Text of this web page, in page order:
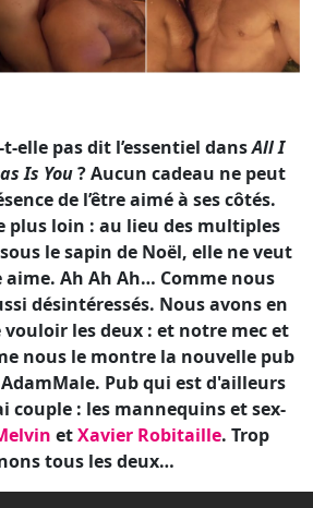
t-elle pas dit l’essentiel dansAll I
Is You? Aucun cadeau ne peut
de l’être aimé à ses côtés.
plus loin : au lieu des multiples
le sapin de Noël, elle ne veut
aime. Ah Ah Ah… Comme nous
désintéressés. Nous avons en
les deux : et notre mec et
nous le montre la nouvelle pub
Pub qui est d'ailleurs
couple : les mannequins et sex-
etXavier Robitaille. Trop
tous les deux…